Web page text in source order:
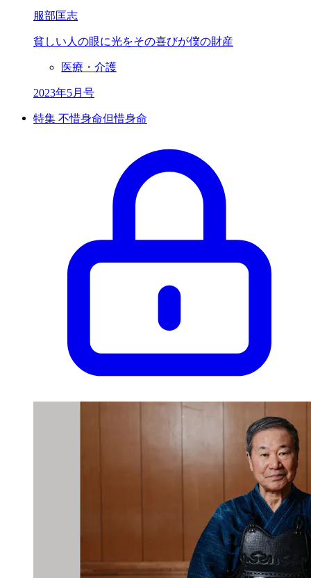
服部匡志
貧しい人の眼に光をその喜びが僕の財産
医療・介護
2023年5月号
特集 不惜身命但惜身命